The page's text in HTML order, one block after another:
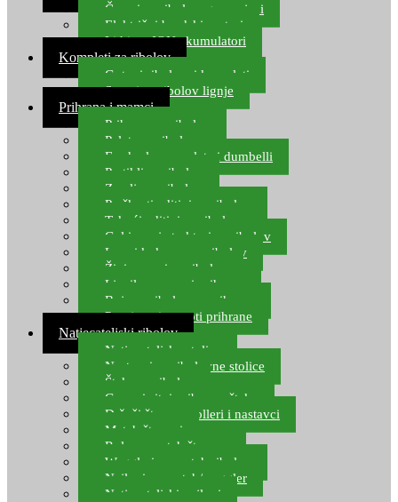
Čamci za ribolov, gumenjaci
Električni brodski motori
Lithium ION akumulatori
Kompleti za ribolov
Gotovi ribolovni kompleti
Setovi za ribolov lignje
Prihrana i mamci
Prihrana za ribolov
Pelete za ribolov
Feeder lovne pelete i dumbelli
Partikli za ribolov
Zemlja za ribolov
Praškasti aditivi za ribolov
Tekući aditivi za ribolov
Gel i sprej atraktori za ribolov
Lovni kukuruz za ribolov
Živi mamci za ribolov
Ljepilo za crve i prihranu
Boje za ribolovnu prihranu
Provjereni recepti prihrane
Natjecateljski ribolov
Natjecateljske stolice
Nastavci za ribolovne stolice
Šteke za ribolov
Gume i sitni pribor za šteku
Držači štapova rolleri i nastavci
Match štapovi
Role za match štapove
Waggleri za match ribolov
Najloni za match/waggler
Natjecateljski najloni